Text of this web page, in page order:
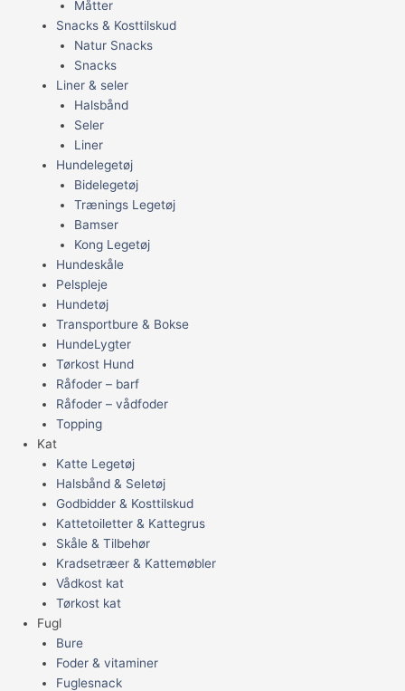
Måtter
Snacks & Kosttilskud
Natur Snacks
Snacks
Liner & seler
Halsbånd
Seler
Liner
Hundelegetøj
Bidelegetøj
Trænings Legetøj
Bamser
Kong Legetøj
Hundeskåle
Pelspleje
Hundetøj
Transportbure & Bokse
HundeLygter
Tørkost Hund
Råfoder – barf
Råfoder – vådfoder
Topping
Kat
Katte Legetøj
Halsbånd & Seletøj
Godbidder & Kosttilskud
Kattetoiletter & Kattegrus
Skåle & Tilbehør
Kradsetræer & Kattemøbler
Vådkost kat
Tørkost kat
Fugl
Bure
Foder & vitaminer
Fuglesnack